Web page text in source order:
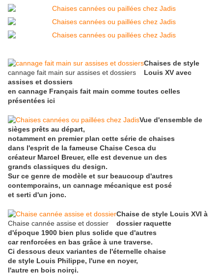
cannage fait main sur assises et dossiers
Chaises de style
Louis XV avec
assises et dossiers
en cannage Français fait main comme toutes celles
présentées ici
Vue d'ensemble de
sièges prêts au départ,
notamment en premier plan cette série de chaises
dans l'esprit de la fameuse Chaise Cesca du
créateur Marcel Breuer, elle est devenue un des
grands classiques du design.
Sur ce genre de modèle et sur beaucoup d'autres
contemporains, un cannage mécanique est posé
et serti d'un jonc.
Chaise cannée assise et dossier
Chaise de style Louis XVI à
dossier raquette
d'époque 1900 bien plus solide que d'autres
car renforcées en bas grâce à une traverse.
Ci dessous deux variantes de l'éternelle chaise
de style Louis Philippe, l'une en noyer,
l'autre en bois noirçi.